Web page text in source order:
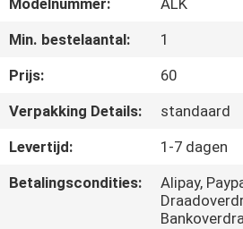
CONTACTEER
ONS
Modelnummer:
ALK
Min. bestelaantal:
1
Prijs:
60
Verpakking Details:
standaard
Levertijd:
1-7 dagen
Betalingscondities:
Alipay,